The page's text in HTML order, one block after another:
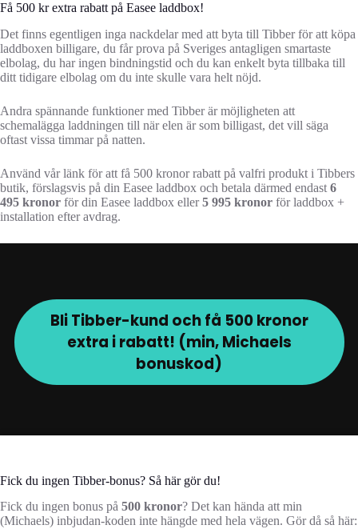
Få 500 kr extra rabatt på Easee laddbox!
Det finns egentligen inga nackdelar med att byta till Tibber för att köpa
laddboxen billigare, du får prova på Sveriges antagligen smartaste
elbolag, du har ingen bindningstid och du kan enkelt byta tillbaka till
ditt tidigare elbolag om du inte skulle vara helt nöjd.
Andra spännande funktioner med Tibber är möjligheten att
schemalägga laddningen till när elen är som billigast, det vill säga
oftast vissa timmar på natten.
Använd vår länk för att få 500 kronor rabatt på valfri produkt i Tibbers
butik, förslagsvis på din Easee laddbox och betala därmed endast 6
495 kronor för din Easee laddbox eller5 995 kronor för laddbox +
installation efter avdrag.
Bli Tibber-kund och få 500 kronor
extra i rabatt! (min, Michaels
bonuskod)
Fick du ingen Tibber-bonus? Så här gör du!
Fick du ingen bonus på 500 kronor? Det kan hända att min
(Michaels) inbjudan-koden inte hängde med hela vägen. Gör då så här: